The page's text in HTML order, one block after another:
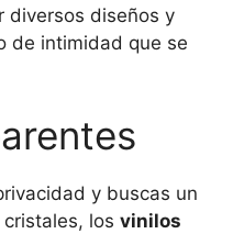
diversos diseños y
de intimidad que se
y buscas un
los vinilos